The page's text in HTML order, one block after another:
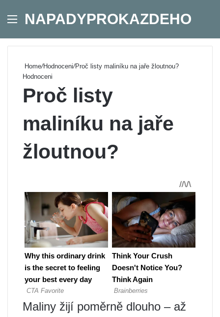
Menu
NAPADYPROKAZDEHO
Home/Hodnoceni/Proč listy maliníku na jaře žloutnou?
Hodnoceni
Proč listy
maliníku na jaře
žloutnou?
Maliny žijí poměrně dlouho – až